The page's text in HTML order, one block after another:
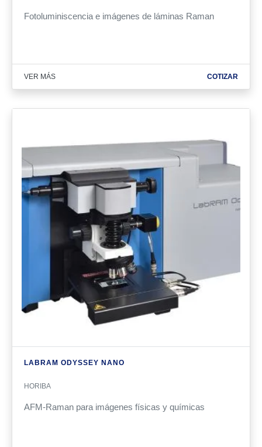
Fotoluminiscencia e imágenes de láminas Raman
VER MÁS COTIZAR
LABRAM ODYSSEY NANO
HORIBA
AFM-Raman para imágenes físicas y químicas